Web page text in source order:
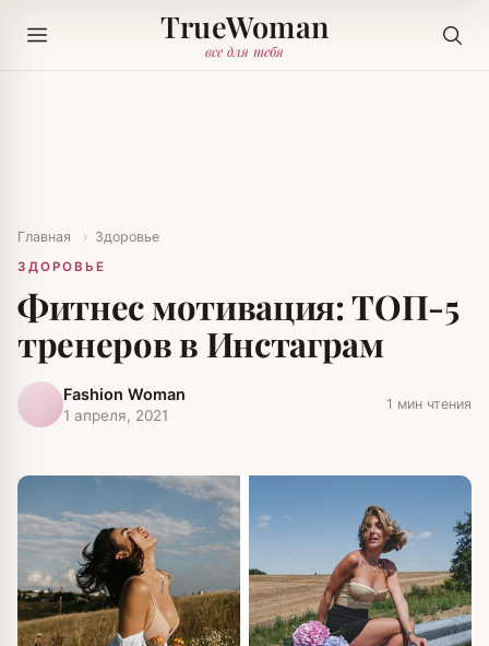
TrueWoman
все для тебя
Главная › Здоровье
ЗДОРОВЬЕ
Фитнес мотивация: ТОП-5
тренеров в Инстаграм
Fashion Woman
1 апреля, 2021
1 мин чтения